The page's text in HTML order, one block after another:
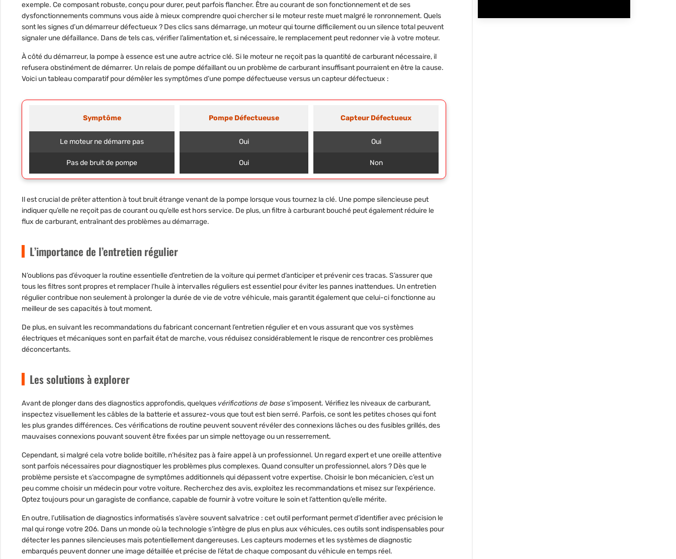
exemple. Ce composant robuste, conçu pour durer, peut parfois flancher. Être au courant de son fonctionnement et de ses
dysfonctionnements communs vous aide à mieux comprendre quoi chercher si le moteur reste muet malgré le ronronnement. Quels
sont les signes d’un démarreur défectueux ? Des clics sans démarrage, un moteur qui tourne difficilement ou un silence total peuvent
signaler une défaillance. Dans de tels cas, vérifier l’alimentation et, si nécessaire, le remplacement peut redonner vie à votre moteur.
À côté du démarreur, la pompe à essenceest une autre actrice clé. Si le moteur ne reçoit pas la quantité de carburant nécessaire, il
refusera obstinément de démarrer. Un relais de pompe défaillant ou un problème de carburant insuffisant pourraient en être la cause.
Voici un tableau comparatif pour démêler les symptômes d’une pompe défectueuse versus un capteur défectueux :
Symptôme Pompe Défectueuse Capteur Défectueux
Le moteur ne démarre pas Oui Oui
Pas de bruit de pompe Oui Non
Il est crucial de prêter attention à tout bruit étrange venant de la pompe lorsque vous tournez la clé. Une pompe silencieuse peut
indiquer qu’elle ne reçoit pas de courant ou qu’elle est hors service. De plus, un filtre à carburant bouché peut également réduire le
flux de carburant, entraînant des problèmes au démarrage.
L’importance de l’entretien régulier
N’oublions pas d’évoquer la routine essentielle d’entretien de la voiture qui permet d’anticiper et prévenir ces tracas. S’assurer que
tous les filtres sont propres et remplacer l’huile à intervalles réguliers est essentiel pour éviter les pannes inattendues. Un entretien
régulier contribue non seulement à prolonger la durée de vie de votre véhicule, mais garantit également que celui-ci fonctionne au
meilleur de ses capacités à tout moment.
De plus, en suivant les recommandations du fabricant concernant l’entretien régulier et en vous assurant que vos systèmes
électriques et mécaniques sont en parfait état de marche, vous réduisez considérablement le risque de rencontrer ces problèmes
déconcertants.
Les solutions à explorer
Avant de plonger dans des diagnostics approfondis, quelques vérifications de bases’imposent. Vérifiez les niveaux de carburant,
inspectez visuellement les câbles de la batterie et assurez-vous que tout est bien serré. Parfois, ce sont les petites choses qui font
les plus grandes différences. Ces vérifications de routine peuvent souvent révéler des connexions lâches ou des fusibles grillés, des
mauvaises connexions pouvant souvent être fixées par un simple nettoyage ou un resserrement.
Cependant, si malgré cela votre bolide boitille, n’hésitez pas à faire appel à un professionnel. Un regard expert et une oreille attentive
sont parfois nécessaires pour diagnostiquer les problèmes plus complexes. Quand consulter un professionnel, alors ? Dès que le
problème persiste et s’accompagne de symptômes additionnels qui dépassent votre expertise. Choisir le bon mécanicien, c’est un
peu comme choisir un médecin pour votre voiture. Recherchez des avis, exploitez les recommandations et misez sur l’expérience.
Optez toujours pour un garagiste de confiance, capable de fournir à votre voiture le soin et l’attention qu’elle mérite.
En outre, l’utilisation de diagnostics informatisés s’avère souvent salvatrice : cet outil performant permet d’identifier avec précision le
mal qui ronge votre 206. Dans un monde où la technologie s’intègre de plus en plus aux véhicules, ces outils sont indispensables pour
détecter les pannes silencieuses mais potentiellement dangereuses. Les capteurs modernes et les systèmes de diagnostic
embarqués peuvent donner une image détaillée et précise de l’état de chaque composant du véhicule en temps réel.